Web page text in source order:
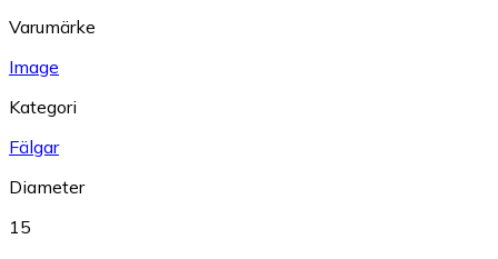
Varumärke
Image
Kategori
Fälgar
Diameter
15